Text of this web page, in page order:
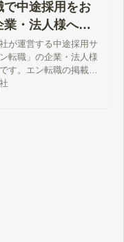
で中途採用をお
業・法人様へ
が運営する中途採用サ
転職」の企業・法人様
す。エン転職の掲載料
詳細、特徴、評判、採